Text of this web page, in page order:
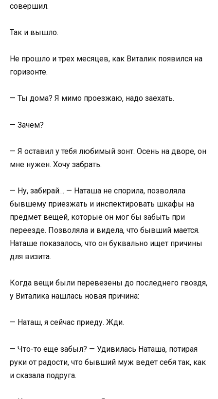
совершил.
Так и вышло.
Не прошло и трех месяцев, как Виталик появился на
горизонте.
— Ты дома? Я мимо проезжаю, надо заехать.
— Зачем?
— Я оставил у тебя любимый зонт. Осень на дворе, он
мне нужен. Хочу забрать.
— Ну, забирай… — Наташа не спорила, позволяла
бывшему приезжать и инспектировать шкафы на
предмет вещей, которые он мог бы забыть при
переезде. Позволяла и видела, что бывший мается.
Наташе показалось, что он буквально ищет причины
для визита.
Когда вещи были перевезены до последнего гвоздя,
у Виталика нашлась новая причина:
— Наташ, я сейчас приеду. Жди.
— Что-то еще забыл? — Удивилась Наташа, потирая
руки от радости, что бывший муж ведет себя так, как
и сказала подруга.